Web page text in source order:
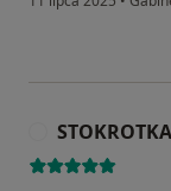
STOKROTKA